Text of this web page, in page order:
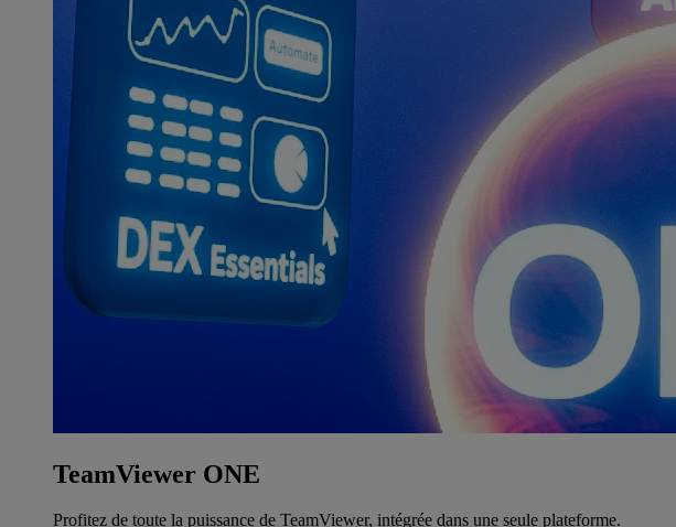
TeamViewer ONE
Profitez de toute la puissance de TeamViewer, intégrée dans une seule plateforme.